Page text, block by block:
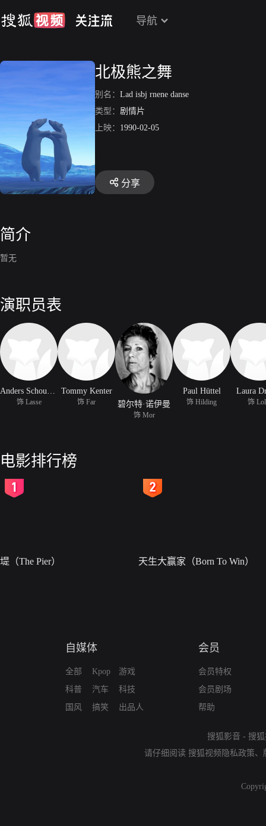
导航
北极熊之舞
别名： Lad isbj rnene danse
类型： 剧情片
上映： 1990-02-05
分享
简介
暂无
演职员表
Anders Schoubye
饰 Lasse
Tommy Kenter
饰 Far 碧尔特·诺伊曼
饰 Mor
Paul Hüttel
饰 Hilding
Laura
饰
电影排行榜
堤（The Pier） 天生大赢家（Born To Win）
自媒体
全部
科普
国风
Kpop
汽车
搞笑
游戏
科技
出品人
会员
会员特权
会员剧场
帮助
搜狐影音 - 搜
请仔细阅读 搜狐视频隐私政策、